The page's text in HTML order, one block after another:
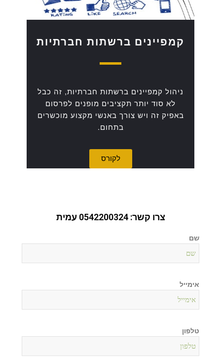
קמפיינים ברשתות חברתיות
ניהול קמפיינים ברשתות חברתיות, זה כבל
לא סוד יותר תקציבים מופנים לפרסום
באפיק זה ויש צורך באנשי מקצוע מוכשרים
בתחום.
לקורס
צרו קשר: 0542200324 עמית
שם
אימייל
טלפון